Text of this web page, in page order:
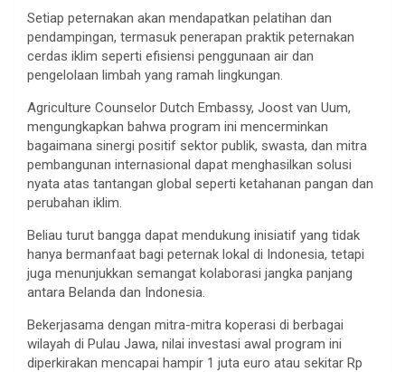
Setiap peternakan akan mendapatkan pelatihan dan
pendampingan, termasuk penerapan praktik peternakan
cerdas iklim seperti efisiensi penggunaan air dan
pengelolaan limbah yang ramah lingkungan.
Agriculture Counselor Dutch Embassy, Joost van Uum,
mengungkapkan bahwa program ini mencerminkan
bagaimana sinergi positif sektor publik, swasta, dan mitra
pembangunan internasional dapat menghasilkan solusi
nyata atas tantangan global seperti ketahanan pangan dan
perubahan iklim.
Beliau turut bangga dapat mendukung inisiatif yang tidak
hanya bermanfaat bagi peternak lokal di Indonesia, tetapi
juga menunjukkan semangat kolaborasi jangka panjang
antara Belanda dan Indonesia.
Bekerjasama dengan mitra-mitra koperasi di berbagai
wilayah di Pulau Jawa, nilai investasi awal program ini
diperkirakan mencapai hampir 1 juta euro atau sekitar Rp